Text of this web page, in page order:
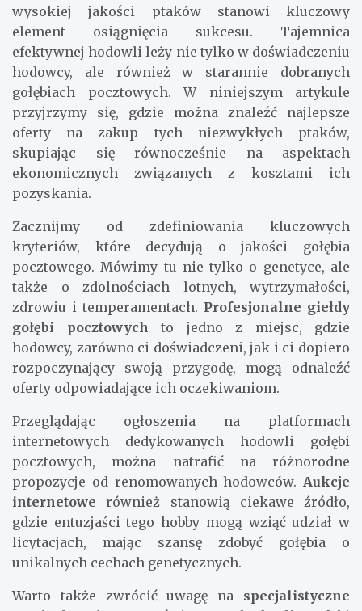
wysokiej jakości ptaków stanowi kluczowy
element osiągnięcia sukcesu. Tajemnica
efektywnej hodowli leży nie tylko w doświadczeniu
hodowcy, ale również w starannie dobranych
gołębiach pocztowych. W niniejszym artykule
przyjrzymy się, gdzie można znaleźć najlepsze
oferty na zakup tych niezwykłych ptaków,
skupiając się równocześnie na aspektach
ekonomicznych związanych z kosztami ich
pozyskania.
Zacznijmy od zdefiniowania kluczowych
kryteriów, które decydują o jakości gołębia
pocztowego. Mówimy tu nie tylko o genetyce, ale
także o zdolnościach lotnych, wytrzymałości,
zdrowiu i temperamentach. Profesjonalne giełdy
gołębi pocztowych to jedno z miejsc, gdzie
hodowcy, zarówno ci doświadczeni, jak i ci dopiero
rozpoczynający swoją przygodę, mogą odnaleźć
oferty odpowiadające ich oczekiwaniom.
Przeglądając ogłoszenia na platformach
internetowych dedykowanych hodowli gołębi
pocztowych, można natrafić na różnorodne
propozycje od renomowanych hodowców. Aukcje
internetowe również stanowią ciekawe źródło,
gdzie entuzjaści tego hobby mogą wziąć udział w
licytacjach, mając szansę zdobyć gołębia o
unikalnych cechach genetycznych.
Warto także zwrócić uwagę na specjalistyczne